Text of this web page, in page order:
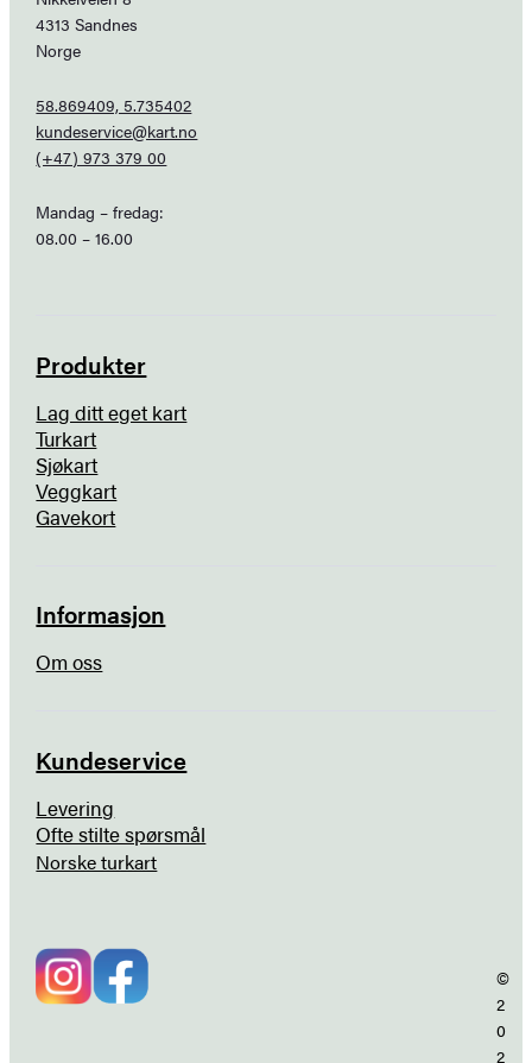
4313 Sandnes
Norge
58.869409, 5.735402
kundeservice@kart.no
(+47) 973 379 00
Mandag – fredag:
08.00 – 16.00
Produkter
Lag ditt eget kart
Turkart
Sjøkart
Veggkart
Gavekort
Informasjon
Om oss
Kundeservice
Levering
Ofte stilte spørsmål
Norske turkart
©
2
0
2